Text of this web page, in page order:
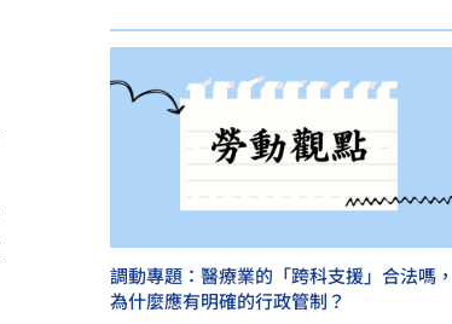
調動專題：醫療業的「跨科支援」合法嗎，
為什麼應有明確的行政管制？